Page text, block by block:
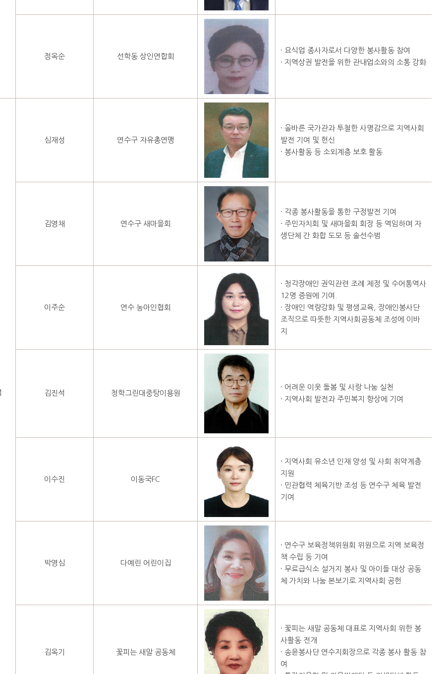
정옥순 선학동 상인연합회
· 요식업 종사자로서 다양한 봉사활동 참여
· 지역상권 발전을 위한 관내업소와의 소통 강화
심재성 연수구 자유총연맹
· 올바른 국가관과 투철한 사명감으로 지역사회
발전 기여 및 헌신
· 봉사활동 등 소외계층 보호 활동
김영채 연수구 새마을회
· 각종 봉사활동을 통한 구정발전 기여
· 주민자치회 및 새마을회 회장 등 역임하며 자
생단체 간 화합 도모 등 솔선수범
이주순 연수 농아인협회
· 청각장애인 권익관련 조례 제정 및 수어통역사
12명 증원에 기여.
· 장애인 역량강화 및 평생교육, 장애인봉사단
조직으로 따뜻한 지역사회공동체 조성에 이바
지
김진석 청학그린대중탕이용원
· 어려운 이웃 돌봄 및 사랑 나눔 실천
· 지역사회 발전과 주민복지 향상에 기여
이수진 이동국FC
· 지역사회 유소년 인재 양성 및 사회 취약계층
지원
· 민관협력 체육기반 조성 등 연수구 체육 발전
기여
박영심 다예린 어린이집
· 연수구 보육정책위원회 위원으로 지역 보육정
책 수립 등 기여
· 무료급식소 설거지 봉사 및 아이들 대상 공동
체 가치와 나눔 본보기로 지역사회 공헌
김옥기 꽃피는 새말 공동체
· 꽃피는 새말 공동체 대표로 지역사회 위한 봉
사활동 전개
· 송윤봉사단 연수지회장으로 각종 봉사 활동 참
여